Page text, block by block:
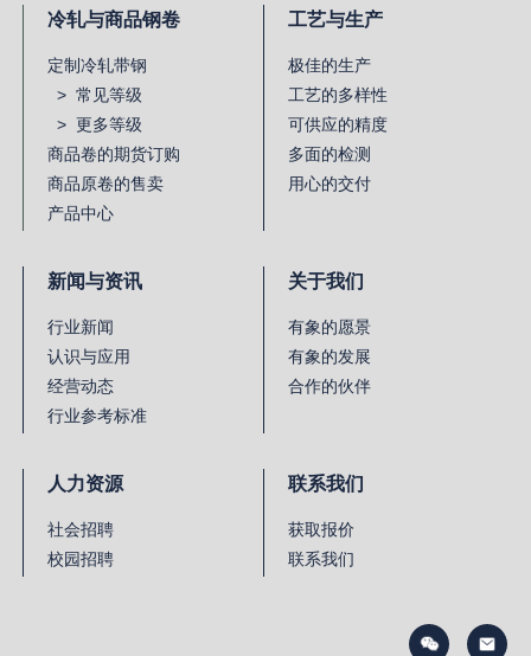
冷轧与商品钢卷
定制冷轧带钢
> 常见等级
> 更多等级
商品卷的期货订购
商品原卷的售卖
产品中心
工艺与生产
极佳的生产
工艺的多样性
可供应的精度
多面的检测
用心的交付
新闻与资讯
行业新闻
认识与应用
经营动态
行业参考标准
关于我们
有象的愿景
有象的发展
合作的伙伴
人力资源
社会招聘
校园招聘
联系我们
获取报价
联系我们